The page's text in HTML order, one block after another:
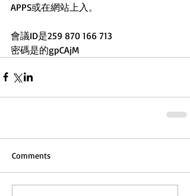
APPS或在網站上入。
會議ID是259 870 166 713
密碼是的gpCAjM
Comments